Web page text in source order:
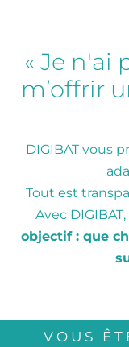
« Je n'ai
m’offrir
DIGIBAT vous
Tout est
Avec
objectif : que
VOUS